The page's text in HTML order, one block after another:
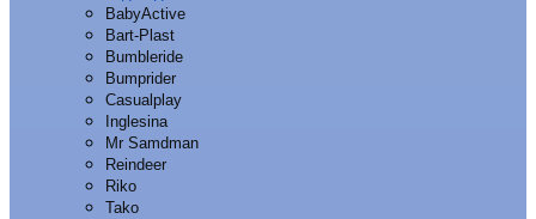
BabyActive
Bart-Plast
Bumbleride
Bumprider
Casualplay
Inglesina
Mr Samdman
Reindeer
Riko
Tako